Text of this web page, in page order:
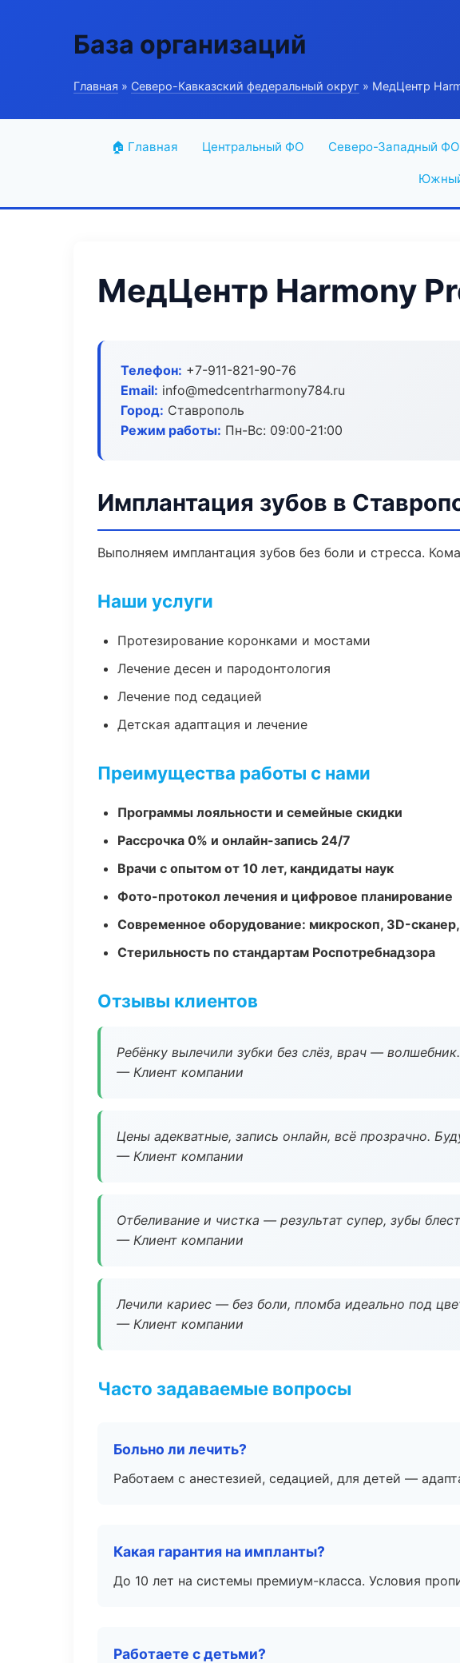
База организаций
Главная » Северо-Кавказский федеральный округ » МедЦентр
🏠 Главная Центральный ФО Северо-Западный ФО
МедЦентр Harmony
Телефон: +7-911-821-90-76
Email: info@medcentrharmony784.ru
Город: Ставрополь
Режим работы: Пн-Вс: 09:00-21:00
Имплантация зубов в
Выполняем имплантация зубов без боли и стресса.
Наши услуги
Протезирование коронками и мостами
Лечение десен и пародонтология
Лечение под седацией
Детская адаптация и лечение
Преимущества работы с нами
Программы лояльности и семейные скидки
Рассрочка 0% и онлайн-запись 24/7
Врачи с опытом от 10 лет, кандидаты наук
Фото-протокол лечения и цифровое планирование
Современное оборудование: микроскоп, 3D-
Стерильность по стандартам Роспотребнадзора
Отзывы клиентов
Ребёнку вылечили зубки без слёз, врач —
— Клиент компании
Цены адекватные, запись онлайн, всё прозрачно.
— Клиент компании
Отбеливание и чистка — результат супер, зубы
— Клиент компании
Лечили кариес — без боли, пломба идеально под
— Клиент компании
Часто задаваемые вопросы
Больно ли лечить?
Работаем с анестезией, седацией, для детей —
Какая гарантия на импланты?
До 10 лет на системы премиум-класса. Условия
Работаете с детьми?